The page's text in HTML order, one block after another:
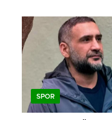
SPOR